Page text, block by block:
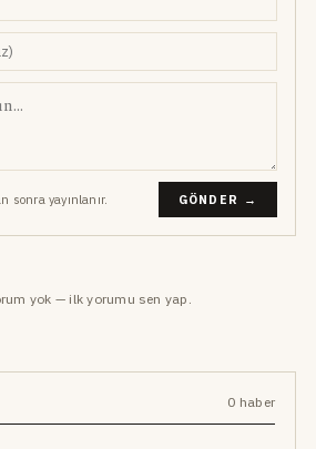
sonra yayınlanır. GÖNDER →
yok — ilk yorumu sen yap.
0 haber